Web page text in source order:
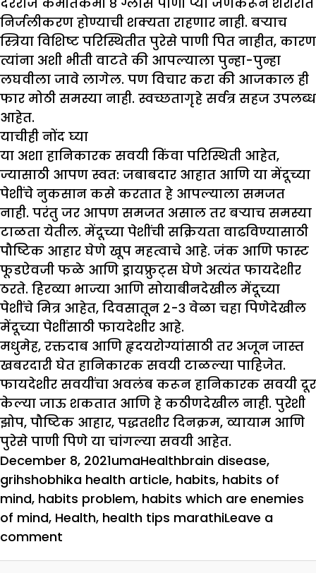
निर्जलीकरण होण्याची शक्यता राहणार नाही. बऱ्याच
स्त्रिया विशिष्ट परिस्थितीत पुरेसे पाणी पित नाहीत, कारण
त्यांना अशी भीती वाटते की आपल्याला पुन्हा-पुन्हा
लघवीला जावे लागेल. पण विचार करा की आजकाल ही
फार मोठी समस्या नाही. स्वच्छतागृहे सर्वत्र सहज उपलब्ध
आहेत.
याचीही नोंद घ्या
या अशा हानिकारक सवयी किंवा परिस्थिती आहेत,
ज्यासाठी आपण स्वत: जबाबदार आहात आणि या मेंदूच्या
पेशींचे नुकसान कसे करतात हे आपल्याला समजत
नाही. परंतु जर आपण समजत असाल तर बऱ्याच समस्या
टाळता येतील. मेंदूच्या पेशींची सक्रियता वाढविण्यासाठी
पौष्टिक आहार घेणे खूप महत्वाचे आहे. जंक आणि फास्ट
फूडऐवजी फळे आणि ड्रायफ्रुट्स घेणे अत्यंत फायदेशीर
ठरते. हिरव्या भाज्या आणि सोयाबीनदेखील मेंदूच्या
पेशींचे मित्र आहेत, दिवसातून २-३ वेळा चहा पिणेदेखील
मेंदूच्या पेशींसाठी फायदेशीर आहे.
मधुमेह, रक्तदाब आणि हृदयरोग्यांसाठी तर अजून जास्त
खबरदारी घेत हानिकारक सवयी टाळल्या पाहिजेत.
फायदेशीर सवयींचा अवलंब करून हानिकारक सवयी दूर
केल्या जाऊ शकतात आणि हे कठीणदेखील नाही. पुरेशी
झोप, पौष्टिक आहार, पद्धतशीर दिनक्रम, व्यायाम आणि
पुरेसे पाणी पिणे या चांगल्या सवयी आहेत.
Posted
on
December 8, 2021Author
umaCategories
HealthTags
brain disease,
grihshobhika health article, habits, habits of
mind, habits problem, habits which are enemies
of mind, Health, health tips marathiLeave a
comment